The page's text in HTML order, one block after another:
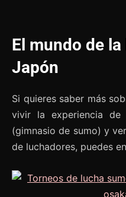
El mundo de
Japón
Si quieres saber más
vivir la experiencia de
(gimnasio de sumo) y
de luchadores, puedes